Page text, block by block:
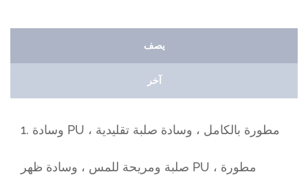
يصف
آخر
1. وسادة PU مطورة بالكامل ، وسادة صلبة تقليدية ،
صلبة ومريحة للمس ، وسادة ظهر PU مطورة ،